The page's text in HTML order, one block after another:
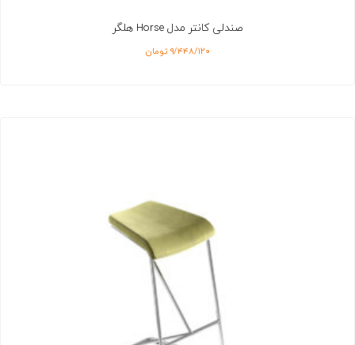
صندلی کانتر مدل Horse هلگر
۹/۴۴۸/۱۲۰ تومان